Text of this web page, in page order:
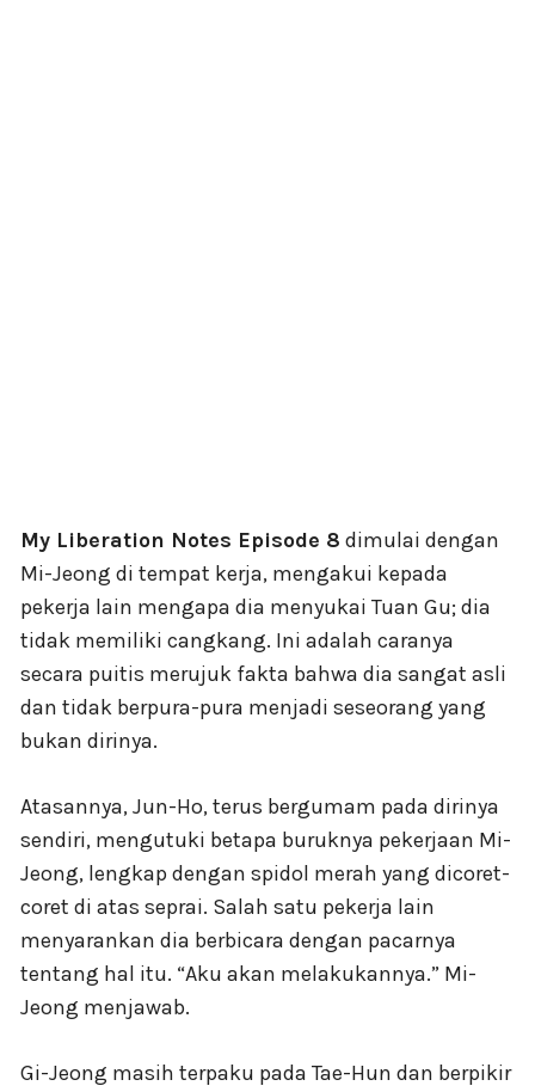
My Liberation Notes Episode 8 dimulai dengan
Mi-Jeong di tempat kerja, mengakui kepada
pekerja lain mengapa dia menyukai Tuan Gu; dia
tidak memiliki cangkang. Ini adalah caranya
secara puitis merujuk fakta bahwa dia sangat asli
dan tidak berpura-pura menjadi seseorang yang
bukan dirinya.
Atasannya, Jun-Ho, terus bergumam pada dirinya
sendiri, mengutuki betapa buruknya pekerjaan Mi-
Jeong, lengkap dengan spidol merah yang dicoret-
coret di atas seprai. Salah satu pekerja lain
menyarankan dia berbicara dengan pacarnya
tentang hal itu. “Aku akan melakukannya.” Mi-
Jeong menjawab.
Gi-Jeong masih terpaku pada Tae-Hun dan berpikir